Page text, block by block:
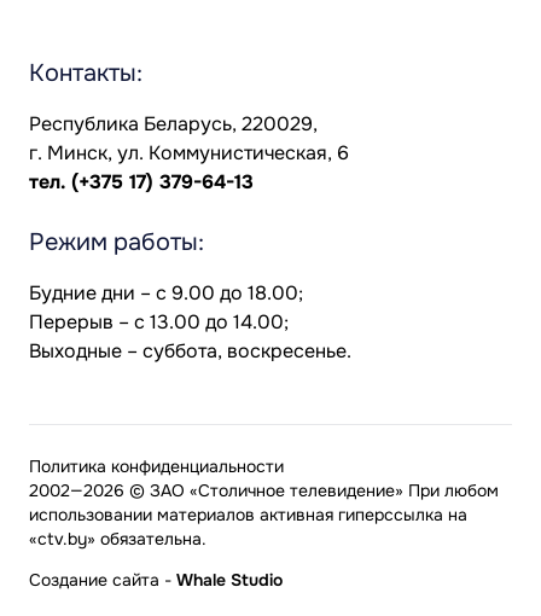
Контакты:
Республика Беларусь, 220029,
г. Минск, ул. Коммунистическая, 6
тел. (+375 17) 379-64-13
Режим работы:
Будние дни – с 9.00 до 18.00;
Перерыв – с 13.00 до 14.00;
Выходные – суббота, воскресенье.
2002—2026 © ЗАО «Столичное телевидение» При любом
использовании материалов активная гиперссылка на
«ctv.by» обязательна.
Политика конфиденциальности
Создание сайта - Whale Studio